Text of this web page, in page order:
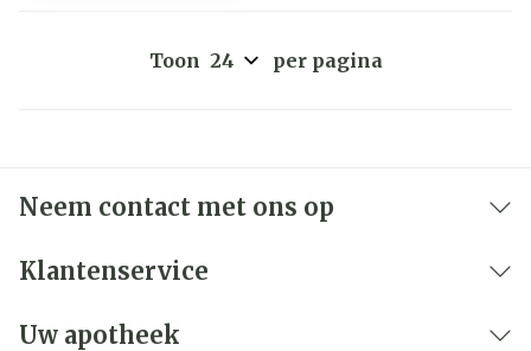
Toon per pagina
Neem contact met ons op
Klantenservice
Uw apotheek